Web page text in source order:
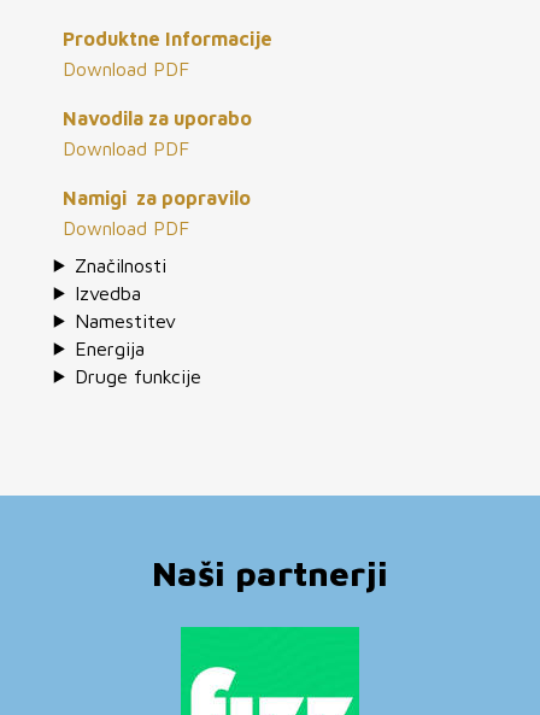
Produktne Informacije
Download PDF
Navodila za uporabo
Download PDF
Namigi za popravilo
Download PDF
Značilnosti
Izvedba
Namestitev
Energija
Druge funkcije
Naši partnerji